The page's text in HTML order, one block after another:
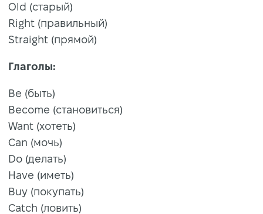
Old (старый)
Right (правильный)
Straight (прямой)
Глаголы:
Be (быть)
Become (становиться)
Want (хотеть)
Can (мочь)
Do (делать)
Have (иметь)
Buy (покупать)
Catch (ловить)